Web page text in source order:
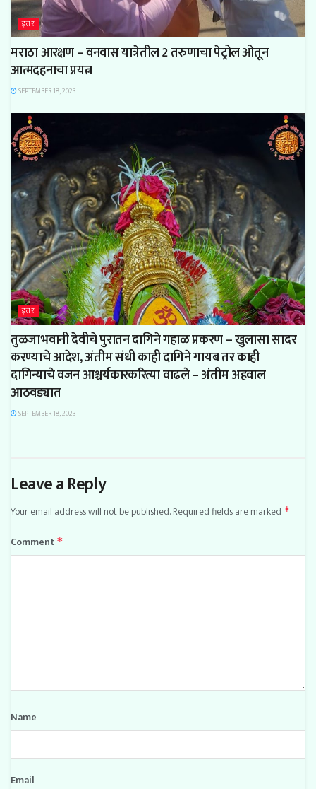
इतर
मराठा आरक्षण – वनवास यात्रेतील 2 तरुणाचा पेट्रोल ओतून
आत्मदहनाचा प्रयत्न
SEPTEMBER 18, 2023
इतर
तुळजाभवानी देवीचे पुरातन दागिने गहाळ प्रकरण – खुलासा सादर
करण्याचे आदेश, अंतीम संधी काही दागिने गायब तर काही
दागिन्याचे वजन आश्चर्यकारकरित्या वाढले – अंतीम अहवाल
आठवड्यात
SEPTEMBER 18, 2023
Leave a Reply
Your email address will not be published.Required fields are marked *
Comment *
Name
Email